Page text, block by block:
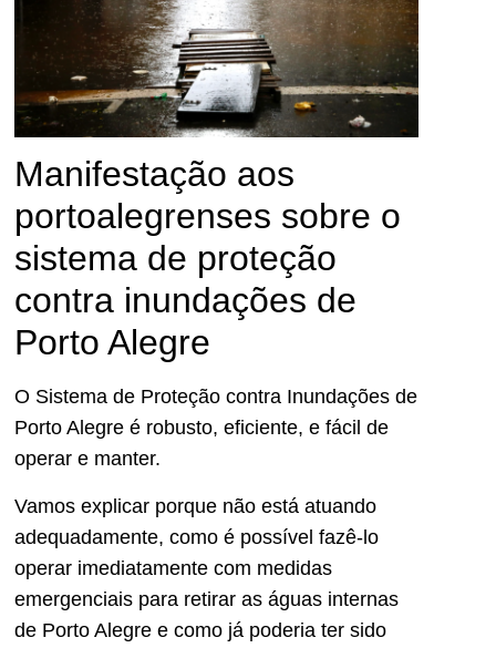
Manifestação aos
portoalegrenses sobre o
sistema de proteção
contra inundações de
Porto Alegre
O Sistema de Proteção contra Inundações de
Porto Alegre é robusto, eficiente, e fácil de
operar e manter.
Vamos explicar porque não está atuando
adequadamente, como é possível fazê-lo
operar imediatamente com medidas
emergenciais para retirar as águas internas
de Porto Alegre e como já poderia ter sido